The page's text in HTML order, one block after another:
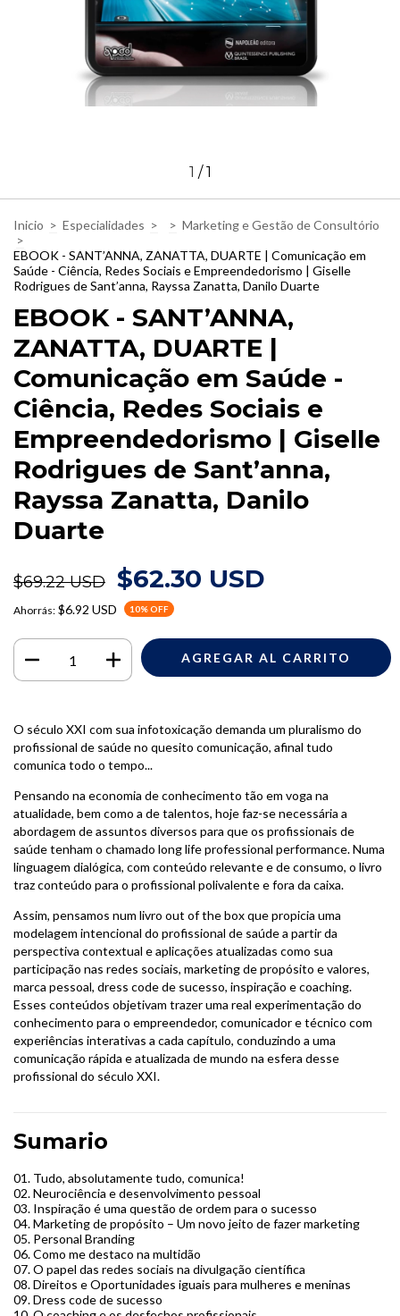
1 /1
Inicio > Especialidades > > Marketing e Gestão de Consultório
>
EBOOK - SANT’ANNA, ZANATTA, DUARTE | Comunicação em
Saúde - Ciência, Redes Sociais e Empreendedorismo | Giselle
Rodrigues de Sant’anna, Rayssa Zanatta, Danilo Duarte
EBOOK - SANT’ANNA,
ZANATTA, DUARTE |
Comunicação em Saúde -
Ciência, Redes Sociais e
Empreendedorismo | Giselle
Rodrigues de Sant’anna,
Rayssa Zanatta, Danilo
Duarte
$69.22 USD $62.30 USD
Ahorrás: $6.92 USD 10% OFF
O século XXI com sua infotoxicação demanda um pluralismo do
profissional de saúde no quesito comunicação, afinal tudo
comunica todo o tempo...
Pensando na economia de conhecimento tão em voga na
atualidade, bem como a de talentos, hoje faz-se necessária a
abordagem de assuntos diversos para que os profissionais de
saúde tenham o chamado long life professional performance. Numa
linguagem dialógica, com conteúdo relevante e de consumo, o livro
traz conteúdo para o profissional polivalente e fora da caixa.
Assim, pensamos num livro out of the box que propicia uma
modelagem intencional do profissional de saúde a partir da
perspectiva contextual e aplicações atualizadas como sua
participação nas redes sociais, marketing de propósito e valores,
marca pessoal, dress code de sucesso, inspiração e coaching.
Esses conteúdos objetivam trazer uma real experimentação do
conhecimento para o empreendedor, comunicador e técnico com
experiências interativas a cada capítulo, conduzindo a uma
comunicação rápida e atualizada de mundo na esfera desse
profissional do século XXI.
Sumario
01. Tudo, absolutamente tudo, comunica!
02. Neurociência e desenvolvimento pessoal
03. Inspiração é uma questão de ordem para o sucesso
04. Marketing de propósito – Um novo jeito de fazer marketing
05. Personal Branding
06. Como me destaco na multidão
07. O papel das redes sociais na divulgação científica
08. Direitos e Oportunidades iguais para mulheres e meninas
09. Dress code de sucesso